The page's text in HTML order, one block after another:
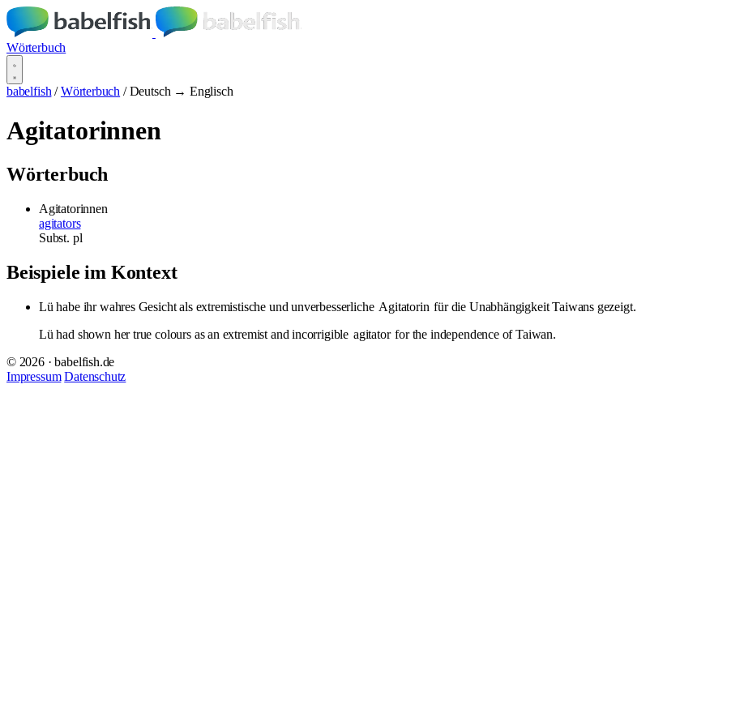
Wörterbuch
babelfish / Wörterbuch / Deutsch → Englisch
Agitatorinnen
Wörterbuch
Agitatorinnen
agitators
Subst. pl
Beispiele im Kontext
Lü habe ihr wahres Gesicht als extremistische und unverbesserliche Agitatorin für die Unabhängigkeit Taiwans gezeigt.
Lü had shown her true colours as an extremist and incorrigible agitator for the independence of Taiwan.
© 2026 · babelfish.de
Impressum Datenschutz